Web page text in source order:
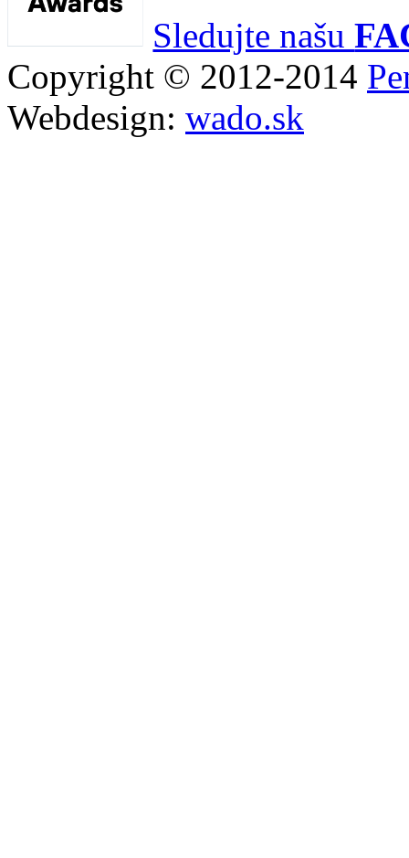
Sledujte našu
Copyright © 2012-2014
Webdesign: wado.sk